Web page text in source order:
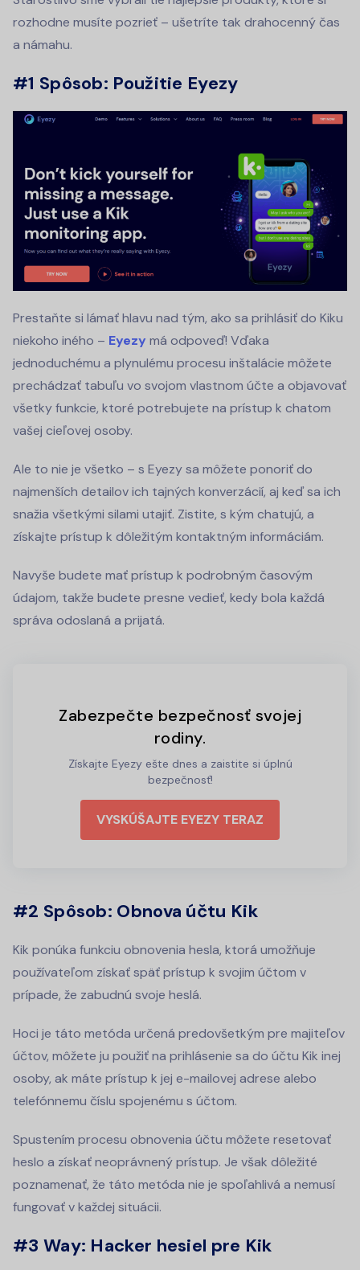
rozhodne musíte pozrieť – ušetríte tak drahocenný čas
a námahu.
#1 Spôsob: Použitie Eyezy
Prestaňte si lámať hlavu nad tým, ako sa prihlásiť do Kiku
niekoho iného – Eyezy má odpoveď! Vďaka
jednoduchému a plynulému procesu inštalácie môžete
prechádzať tabuľu vo svojom vlastnom účte a objavovať
všetky funkcie, ktoré potrebujete na prístup k chatom
vašej cieľovej osoby.
Ale to nie je všetko – s Eyezy sa môžete ponoriť do
najmenších detailov ich tajných konverzácií, aj keď sa ich
snažia všetkými silami utajiť. Zistite, s kým chatujú, a
získajte prístup k dôležitým kontaktným informáciám.
Navyše budete mať prístup k podrobným časovým
údajom, takže budete presne vedieť, kedy bola každá
správa odoslaná a prijatá.
Zabezpečte bezpečnosť svojej
rodiny.
Získajte Eyezy ešte dnes a zaistite si úplnú
bezpečnosť!
VYSKÚŠAJTE EYEZY TERAZ
#2 Spôsob: Obnova účtu Kik
Kik ponúka funkciu obnovenia hesla, ktorá umožňuje
používateľom získať späť prístup k svojim účtom v
prípade, že zabudnú svoje heslá.
Hoci je táto metóda určená predovšetkým pre majiteľov
účtov, môžete ju použiť na prihlásenie sa do účtu Kik inej
osoby, ak máte prístup k jej e-mailovej adrese alebo
telefónnemu číslu spojenému s účtom.
Spustením procesu obnovenia účtu môžete resetovať
heslo a získať neoprávnený prístup. Je však dôležité
poznamenať, že táto metóda nie je spoľahlivá a nemusí
fungovať v každej situácii.
#3 Way: Hacker hesiel pre Kik